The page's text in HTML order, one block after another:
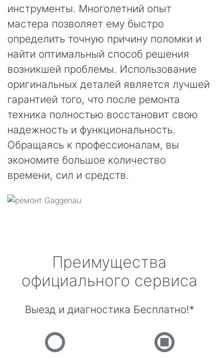
инструменты. Многолетний опыт
мастера позволяет ему быстро
определить точную причину поломки и
найти оптимальный способ решения
возникшей проблемы. Использование
оригинальных деталей является лучшей
гарантией того, что после ремонта
техника полностью восстановит свою
надежность и функциональность.
Обращаясь к профессионалам, вы
экономите большое количество
времени, сил и средств.
Преимущества
официального сервиса
Выезд и диагностика Бесплатно!*